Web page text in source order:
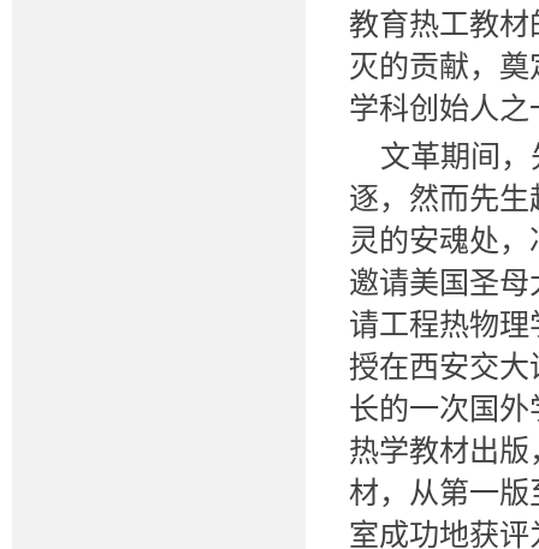
教育热工教
灭的贡献，
学科创始人之
文革期间
逐，然而先
灵的安魂处
邀请美国圣
请工程热物
授在西安交大
长的一次国
热学教材出
材，从第一版
室成功地获